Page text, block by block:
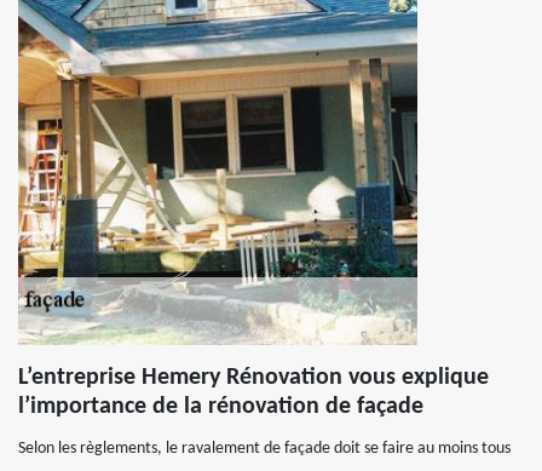
L’entreprise Hemery Rénovation vous explique
l’importance de la rénovation de façade
Selon les règlements, le ravalement de façade doit se faire au moins tous